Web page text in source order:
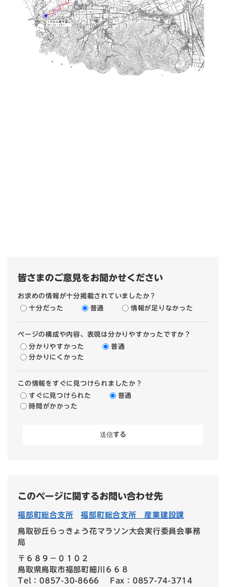
皆さまのご意見をお聞かせください
お求めの情報が十分掲載されていましたか？
十分だった
普通 情報が足りなかった
ページの構成や内容、表現は分かりやすかったですか？
分かりやすかった
普通
分かりにくかった
この情報をすぐに見つけられましたか？
すぐに見つけられた
普通
時間がかかった
このページに関するお問い合わせ先
福部町総合支所 福部町総合支所 産業建設課
鳥取砂丘らっきょう花マラソン大会実行委員会事務
局
〒６８９−０１０２
鳥取県鳥取市福部町細川６６８
Tel：0857-30-8666
Fax：0857-74-3714